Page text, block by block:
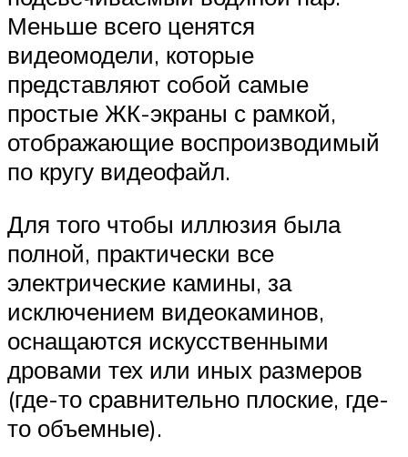
Меньше всего ценятся
видеомодели, которые
представляют собой самые
простые ЖК-экраны с рамкой,
отображающие воспроизводимый
по кругу видеофайл.
Для того чтобы иллюзия была
полной, практически все
электрические камины, за
исключением видеокаминов,
оснащаются искусственными
дровами тех или иных размеров
(где-то сравнительно плоские, где-
то объемные).